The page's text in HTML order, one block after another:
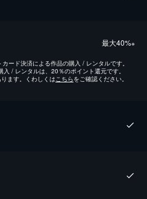
最⼤40%※
ード決済による作品の購入 / レンタルです。
/ レンタルは、20％のポイント還元です。
ます。くわしくはこちらをご確認ください。